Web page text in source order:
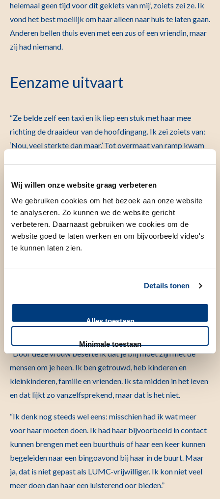
Wij willen onze website graag verbeteren
We gebruiken cookies om het bezoek aan onze website
te analyseren. Zo kunnen we de website gericht
verbeteren. Daarnaast gebruiken we cookies om de
website goed te laten werken en om bijvoorbeeld video's
te kunnen laten zien.
Details tonen
Alles toestaan
Minimale toestaan
helemaal geen tijd voor dit geklets van mij’, zoiets zei ze. Ik
vond het best moeilijk om haar alleen naar huis te laten gaan.
Anderen bellen thuis even met een zus of een vriendin, maar
zij had niemand.
Eenzame uitvaart
“Ze belde zelf een taxi en ik liep een stuk met haar mee
richting de draaideur van de hoofdingang. Ik zei zoiets van:
‘Nou, veel sterkte dan maar.’ Tot overmaat van ramp kwam
riep: ‘Nou meneer, het was bijna nu al slecht met me
afgelopen!’ Daarna liep ze naar buiten.
“Toen ik ’s middags naar huis fietste, dacht ik weer aan haar.
Natuurlijk vallen me elke donderdag in het ziekenhuis
mensen op. Omdat ze heel aardig zijn, kleurrijk, opvallend
Maar aan deze vrouw dacht ik ook later nog vaak terug. Zou
ze nog leven? En zo niet, hoe is dan haar afscheid geweest?
Misschien heeft ze zo’n eenzame uitvaart van de gemeente
“Door deze vrouw besefte ik dat je blij moet zijn met de
mensen om je heen. Ik ben getrouwd, heb kinderen en
kleinkinderen, familie en vrienden. Ik sta midden in het leven
en dat lijkt zo vanzelfsprekend, maar dat is het niet.
“Ik denk nog steeds wel eens: misschien had ik wat meer
voor haar moeten doen. Ik had haar bijvoorbeeld in contact
kunnen brengen met een buurthuis of haar een keer kunnen
begeleiden naar een bingoavond bij haar in de buurt. Maar
ja, dat is niet gepast als LUMC-vrijwilliger. Ik kon niet veel
meer doen dan haar een luisterend oor bieden.”